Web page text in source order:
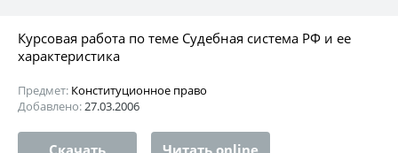
Курсовая работа по теме Судебная система РФ и ее
характеристика
Предмет: Конституционное право
Добавлено:27.03.2006
Скачать Читать online